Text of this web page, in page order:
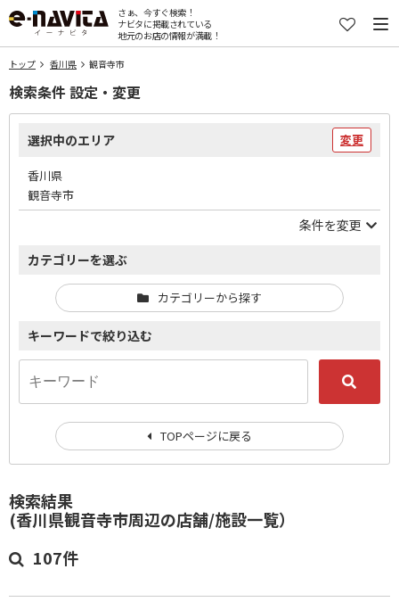
さぁ、今すぐ検索！
ナビタに掲載されている
地元のお店の情報が満載！
トップ 香川県 観音寺市
検索結果
(香川県観音寺市周辺の店舗/施設一覧）
107件
検索条件 設定・変更
選択中のエリア 変更
香川県
観音寺市
条件を変更
カテゴリーを選ぶ
カテゴリーから探す
キーワードで絞り込む
TOPページに戻る